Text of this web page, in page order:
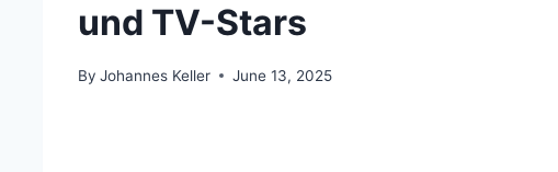
und TV-Stars
By Johannes Keller June 13, 2025